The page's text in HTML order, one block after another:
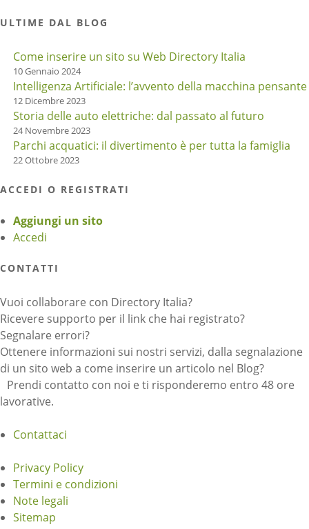
ULTIME DAL BLOG
Come inserire un sito su Web Directory Italia
10 Gennaio 2024
Intelligenza Artificiale: l’avvento della macchina pensante
12 Dicembre 2023
Storia delle auto elettriche: dal passato al futuro
24 Novembre 2023
Parchi acquatici: il divertimento è per tutta la famiglia
22 Ottobre 2023
ACCEDI O REGISTRATI
Aggiungi un sito
Accedi
CONTATTI
Vuoi collaborare con Directory Italia?
Ricevere supporto per il link che hai registrato?
Segnalare errori?
Ottenere informazioni sui nostri servizi, dalla segnalazione
di un sito web a come inserire un articolo nel Blog?
Prendi contatto con noi e ti risponderemo entro 48 ore
lavorative.
Contattaci
Privacy Policy
Termini e condizioni
Note legali
Sitemap